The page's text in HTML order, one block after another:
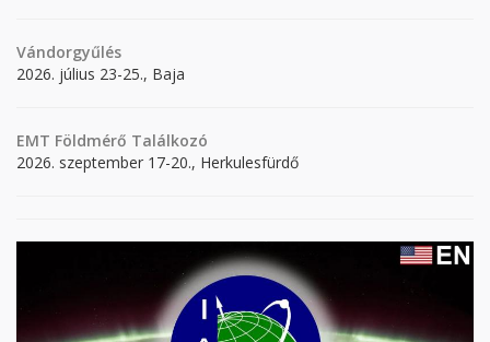
Vándorgyűlés
2026. július 23-25., Baja
EMT Földmérő Találkozó
2026. szeptember 17-20., Herkulesfürdő